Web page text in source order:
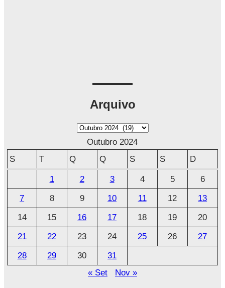
Arquivo
A
v
o
Outubro 2024
S
T Q Q S S D
1 2 3 4 5
6
7
8 9 10 11 12
13
14
15 16 17 18 19
20
21
22 23 24 25 26
27
28
29 30
31
« Set
Nov »